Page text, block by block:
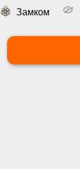
Замком